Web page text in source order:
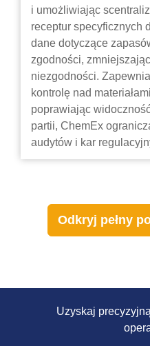
i umożliwiając
receptur specyficznych
dane dotyczące
zgodności,
niezgodności.
kontrolę nad
poprawiając
partii, ChemEx
audytów i kar
Odkryj pełny
Uzyskaj